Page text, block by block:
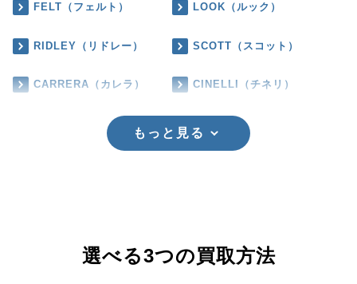
FELT（フェルト） LOOK（ルック）
RIDLEY（リドレー） SCOTT（スコット）
CARRERA（カレラ） CINELLI（チネリ）
もっと見る
選べる3つの買取方法